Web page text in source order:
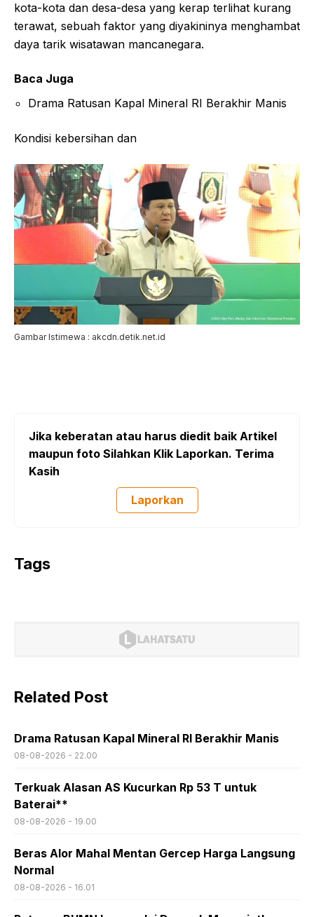
kota-kota dan desa-desa yang kerap terlihat kurang
terawat, sebuah faktor yang diyakininya menghambat
daya tarik wisatawan mancanegara.
Baca Juga
Drama Ratusan Kapal Mineral RI Berakhir Manis
Kondisi kebersihan dan
Gambar Istimewa : akcdn.detik.net.id
Jika keberatan atau harus diedit baik Artikel
maupun foto Silahkan Klik Laporkan. Terima
Kasih
Laporkan
Tags
Related Post
Drama Ratusan Kapal Mineral RI Berakhir Manis
08-08-2026 - 22.00
Terkuak Alasan AS Kucurkan Rp 53 T untuk
Baterai**
08-08-2026 - 19.00
Beras Alor Mahal Mentan Gercep Harga Langsung
Normal
08-08-2026 - 16.01